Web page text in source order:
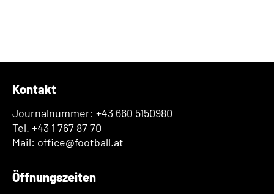
Kontakt
Journalnummer: +43 660 5150980
Tel. +43 1 767 87 70
Mail: office@football.at
Öffnungszeiten